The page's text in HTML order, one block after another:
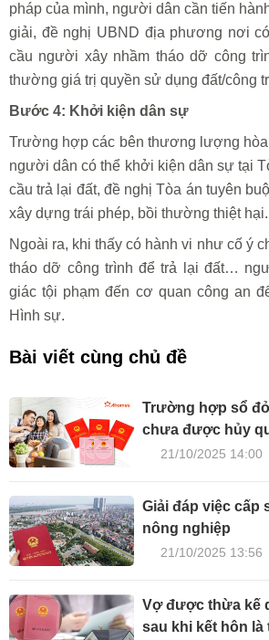
pháp của mình, người dân cần tiến
giải, đề nghị UBND địa phương nơi
cầu người xây nhầm tháo dỡ công
thường giá trị quyền sử dụng đất/công
Bước 4: Khởi kiện dân sự
Trường hợp các bên thương lượng
người dân có thể khởi kiện dân sự tại
cầu trả lại đất, đề nghị Tòa án tuyên
xây dựng trái phép, bồi thường thiệt hại.
Ngoài ra, khi thấy có hành vi như cố ý
tháo dỡ công trình để trả lại đất…
giác tội phạm đến cơ quan công an
Hình sự.
Bài viết cùng chủ đề
Trường hợp sổ
chưa được hủy
21/10/2025 14:00
Giải đáp việc cấp
nông nghiệp
21/10/2025 13:56
Vợ được thừa kế
sau khi kết hôn là